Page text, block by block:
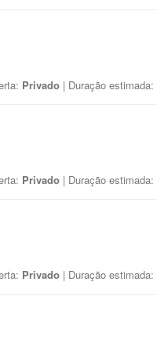
Privado | Duração estimada:
Privado | Duração estimada:
Privado | Duração estimada: